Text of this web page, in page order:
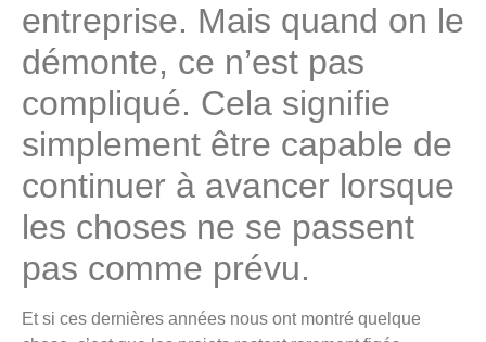
entreprise. Mais quand on le
démonte, ce n’est pas
compliqué. Cela signifie
simplement être capable de
continuer à avancer lorsque
les choses ne se passent
pas comme prévu.
Et si ces dernières années nous ont montré quelque